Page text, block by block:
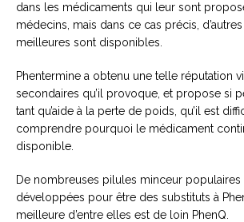
dans les médicaments qui leur sont
médecins, mais dans ce cas précis,
meilleures sont disponibles.
Phentermine a obtenu une telle réputation
secondaires qu’il provoque, et propose si
tant qu’aide à la perte de poids, qu’il est
comprendre pourquoi le médicament
disponible.
De nombreuses pilules minceur populaires
développées pour être des substituts à
meilleure d’entre elles est de loin PhenQ.